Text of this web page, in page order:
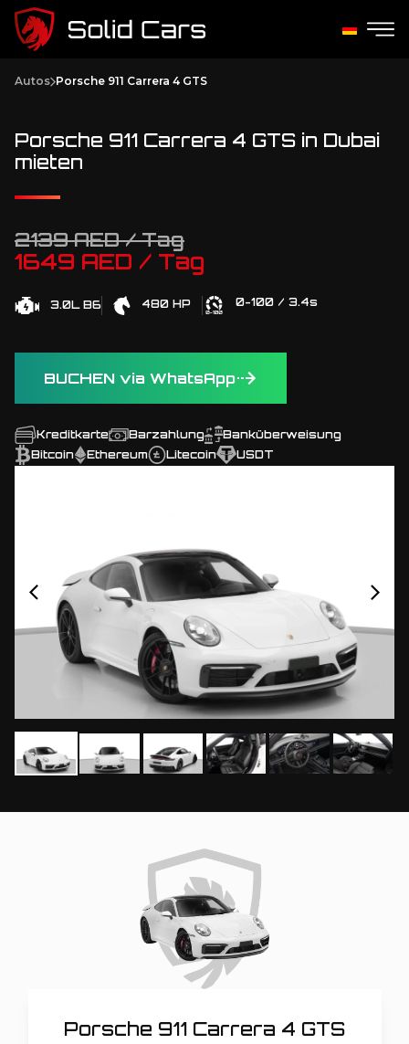
Autos Porsche 911 Carrera 4 GTS
Porsche 911 Carrera 4 GTS in Dubai
mieten
2139 AED / Tag
1649 AED / Tag
3.0L B6 480 HP 0-100 / 3.4s
BUCHEN via WhatsApp
Kreditkarte Barzahlung
Banküberweisung
Bitcoin
Ethereum Litecoin USDT
Porsche 911 Carrera 4 GTS